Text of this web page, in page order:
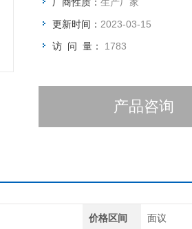
更新时间： 2023-03-15
访 问 量： 1783
产品咨询
价格区间 面议